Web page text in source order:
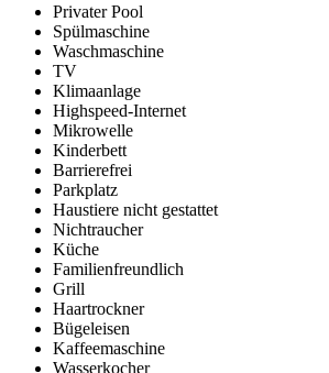
Privater Pool
Spülmaschine
Waschmaschine
TV
Klimaanlage
Highspeed-Internet
Mikrowelle
Kinderbett
Barrierefrei
Parkplatz
Haustiere nicht gestattet
Nichtraucher
Küche
Familienfreundlich
Grill
Haartrockner
Bügeleisen
Kaffeemaschine
Wasserkocher